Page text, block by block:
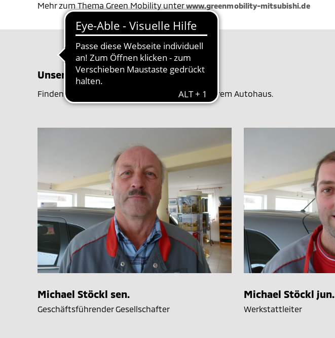
Mehr zum Thema Green Mobility unterwww.greenmobility-mitsubishi.de
Unser Team
Finden Sie hier all Ihre Ansprechpartner in unserem Autohaus.
Michael Stöckl sen.
Geschäftsführender Gesellschafter
Michael Stöckl jun.
Werkstattleiter